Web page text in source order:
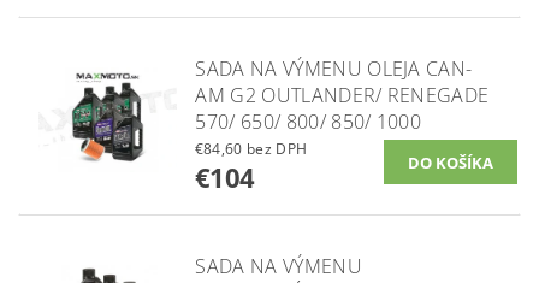
SADA NA VÝMENU OLEJA CAN-
AM G2 OUTLANDER/ RENEGADE
570/ 650/ 800/ 850/ 1000
€84,60 bez DPH
€104
SADA NA VÝMENU